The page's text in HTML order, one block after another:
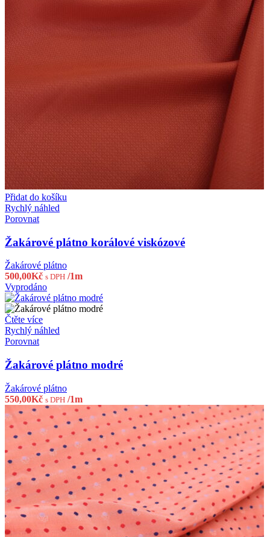
Přidat do košíku
Rychlý náhled
Porovnat
Žakárové plátno korálové viskózové
Žakárové plátno
500,00Kč s DPH /1m
Vyprodáno
Čtěte více
Rychlý náhled
Porovnat
Žakárové plátno modré
Žakárové plátno
550,00Kč s DPH /1m